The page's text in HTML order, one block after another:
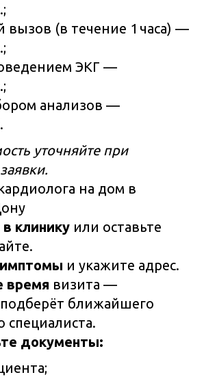
вызов (в течение 1 часа) —
ЭКГ —
анализов —
уточняйте при
на дом в
клинику или оставьте
и укажите адрес.
время визита —
ближайшего
специалиста.
документы: